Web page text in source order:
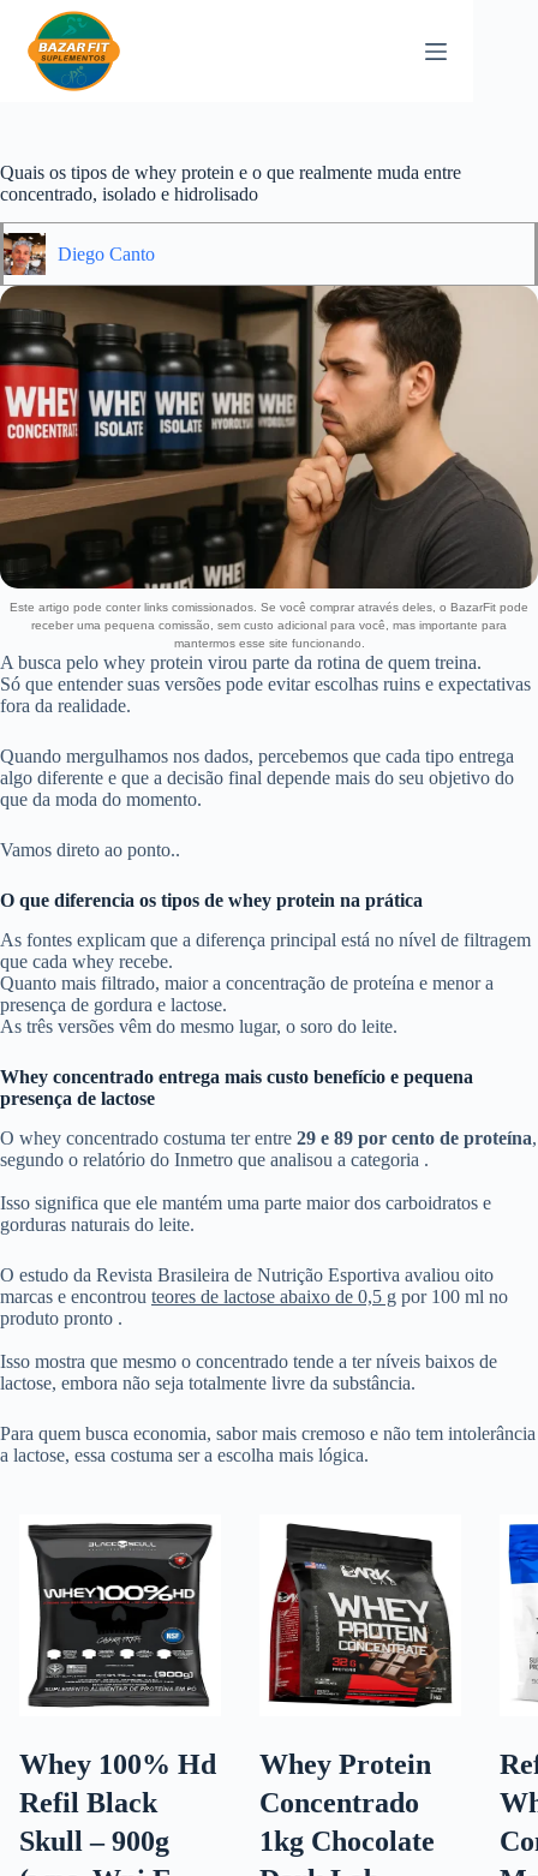
conteúdo
Quais os tipos de whey protein e o que realmente muda entre
concentrado, isolado e hidrolisado
Diego Canto
Este artigo pode conter links comissionados. Se você comprar através deles, o BazarFit pode
receber uma pequena comissão, sem custo adicional para você, mas importante para
mantermos esse site funcionando.
A busca pelo whey protein virou parte da rotina de quem treina.
Só que entender suas versões pode evitar escolhas ruins e expectativas
fora da realidade.
Quando mergulhamos nos dados, percebemos que cada tipo entrega
algo diferente e que a decisão final depende mais do seu objetivo do
que da moda do momento.
Vamos direto ao ponto..
O que diferencia os tipos de whey protein na prática
As fontes explicam que a diferença principal está no nível de filtragem
que cada whey recebe.
Quanto mais filtrado, maior a concentração de proteína e menor a
presença de gordura e lactose.
As três versões vêm do mesmo lugar, o soro do leite.
Whey concentrado entrega mais custo benefício e pequena
presença de lactose
O whey concentrado costuma ter entre 29 e 89 por cento de proteína,
segundo o relatório do Inmetro que analisou a categoria .
Isso significa que ele mantém uma parte maior dos carboidratos e
gorduras naturais do leite.
O estudo da Revista Brasileira de Nutrição Esportiva avaliou oito
marcas e encontrou teores de lactose abaixo de 0,5 g por 100 ml no
produto pronto .
Isso mostra que mesmo o concentrado tende a ter níveis baixos de
lactose, embora não seja totalmente livre da substância.
Para quem busca economia, sabor mais cremoso e não tem intolerância
a lactose, essa costuma ser a escolha mais lógica.
Whey 100% Hd
Refil Black
Skull – 900g
Whey Protein
Concentrado
1kg Chocolate